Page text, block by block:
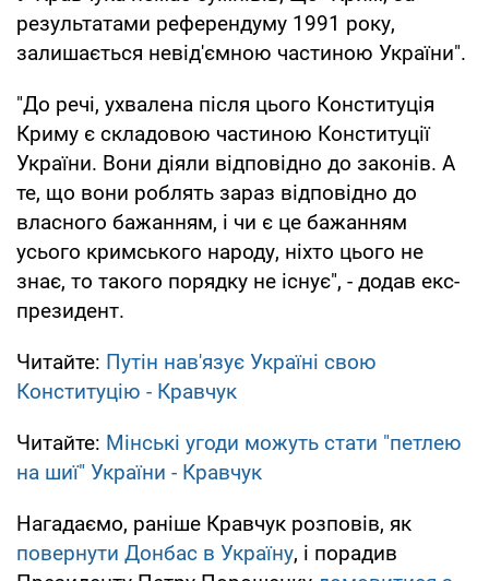
результатами референдуму 1991 року,
залишається невід'ємною частиною України".
"До речі, ухвалена після цього Конституція
Криму є складовою частиною Конституції
України. Вони діяли відповідно до законів. А
те, що вони роблять зараз відповідно до
власного бажанням, і чи є це бажанням
усього кримського народу, ніхто цього не
знає, то такого порядку не існує", - додав екс-
президент.
Читайте: Путін нав'язує Україні свою
Конституцію - Кравчук
Читайте: Мінські угоди можуть стати "петлею
на шиї" України - Кравчук
Нагадаємо, раніше Кравчук розповів, як
повернути Донбас в Україну, і порадив